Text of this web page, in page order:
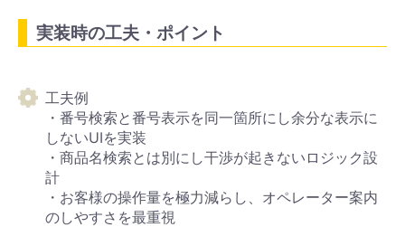
実装時の工夫・ポイント
工夫例
・番号検索と番号表示を同一箇所にし余分な表示に
しないUIを実装
・商品名検索とは別にし干渉が起きないロジック設
計
・お客様の操作量を極力減らし、オペレーター案内
のしやすさを最重視